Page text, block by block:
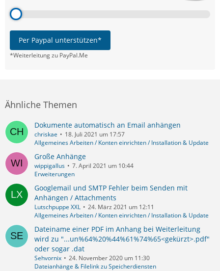
Per Paypal unterstützen*
*Weiterleitung zu PayPal.Me
Ähnliche Themen
Dokumente automatisch an Email anhängen
chriskae
18. Juli 2021 um 17:57
Allgemeines Arbeiten / Konten einrichten / Installation & Update
Große Anhänge
wippigallus
7. April 2021 um 10:44
Erweiterungen
Googlemail und SMTP Fehler beim Senden mit
Anhängen / Attachments
Lutschpuppe XXL
24. März 2021 um 12:11
Allgemeines Arbeiten / Konten einrichten / Installation & Update
Dateiname einer PDF im Anhang bei Weiterleitung
wird zu "...un%64%20%44%61%74%65<gekürzt>.pdf"
oder sogar .dat
Sehvornix
24. November 2020 um 11:30
Dateianhänge & Filelink zu Speicherdiensten